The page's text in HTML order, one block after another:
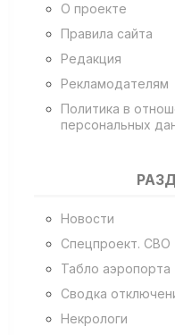
О проекте
Правила сайта
Редакция
Рекламодателям
Политика в
персональных
Новости
Спецпроект. СВО
Табло аэропорта
Сводка
Некрологи